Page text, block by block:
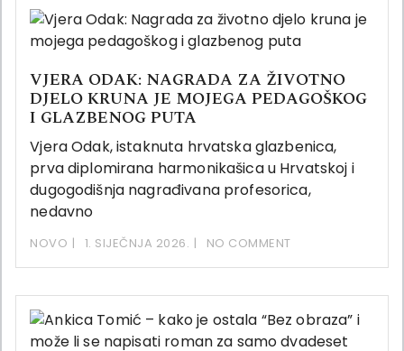
VJERA ODAK: NAGRADA ZA ŽIVOTNO
DJELO KRUNA JE MOJEGA PEDAGOŠKOG
I GLAZBENOG PUTA
Vjera Odak, istaknuta hrvatska glazbenica,
prva diplomirana harmonikašica u Hrvatskoj i
dugogodišnja nagrađivana profesorica,
nedavno
NOVO 1. SIJEČNJA 2026. NO COMMENT